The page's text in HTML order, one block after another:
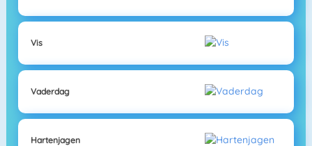
Vis
Vaderdag
Hartenjagen